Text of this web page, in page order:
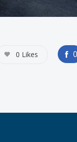
0
0 Likes